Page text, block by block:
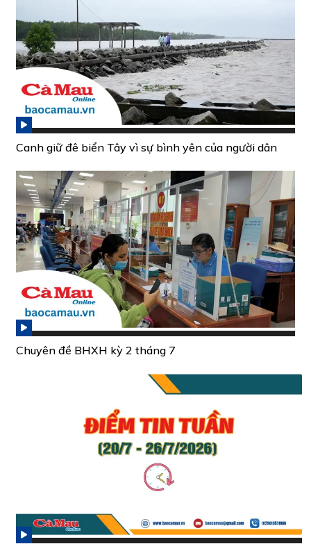
Canh giữ đê biển Tây vì sự bình yên của người dân
Chuyên đề BHXH kỳ 2 tháng 7